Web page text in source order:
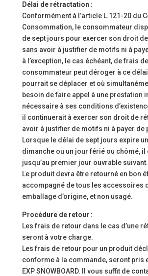
Délai de rétractation :
Conformément à l’article L.121-20 du
Consommation, le consommateur
de sept jours pour exercer son droit
sans avoir à justifier de motifs ni à
à l’exception, le cas échéant, de frais
consommateur peut déroger à ce
pourrait se déplacer et où
besoin de faire appel à une prestation
nécessaire à ses conditions
il continuerait à exercer son droit de
avoir à justifier de motifs ni à payer de
Lorsque le délai de sept jours expire
dimanche ou un jour férié ou chômé,
jusqu’au premier jour ouvrable suivant.
Le produit devra être retourné en bon
accompagné de tous les accessoires
emballage d’origine, et non usagé.
Procédure de retour :
Les frais de retour dans le cas d’une
seront à votre charge.
Les frais de retour pour un produit
conforme à la commande, seront pris
EXP SNOWBOARD. Il vous suffit de